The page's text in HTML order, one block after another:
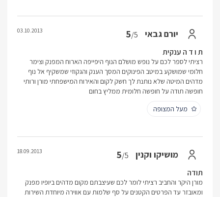
יורם גבאי 5/5
03.10.2013
ת ו ד ה ענקית
רציתי לספר לכם על נופש מושלם הנוף היפייפה הארוח המפנק וצימר
חלומי שמושקע במיטב הפינוקים המסך הענק והגקוזי שמשקיף אל נוף
מדהים המיטה שלא נותנת לך חשק לקום והאירוח המישפחתי מורן ורותי
חופשה תודה על חופשה חלומית ממליץ בחום
מעל המצופה
מושיקו וקנין 5/5
18.09.2013
תודה
מורן היקר והחביב רציתי לומר לכם שעיצבתם מקום מדהים ביופיו מפנק
ומאובזר עד הפרטים הקטנים על סף שלמות עם אווירה מיוחדת השירות